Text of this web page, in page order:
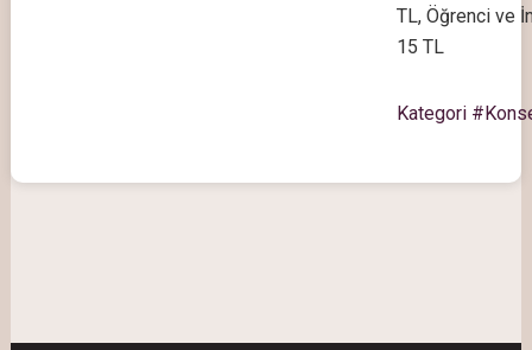
TL, Öğrenci ve
15 TL
Kategori